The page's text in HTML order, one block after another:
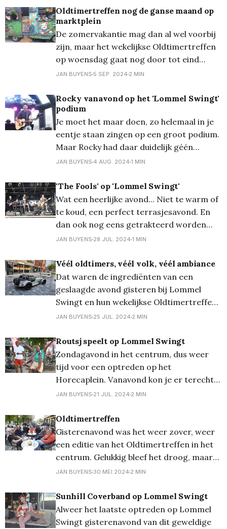
en van Soulsister tot de Radios. Voorwaar
één van de betere coverbands die
ondergetekende de laatste tijd gezien
heeft,
Oldtimertreffen nog de ganse maand op
marktplein
De zomervakantie mag dan al wel voorbij
zijn, maar het wekelijkse Oldtimertreffen
op woensdag gaat nog door tot eind
september! Zo ook vorige week en
exemplaren, u vindt ze hieronder!
JAN BUYENS 5 SEP. 2024 2 MIN
Rocky vanavond op het 'Lommel Swingt'
podium
Je moet het maar doen, zo helemaal in je
eentje staan zingen op een groot podium.
Maar Rocky had daar duidelijk géén
problemen mee vanavond. Dankzij een
zuivere stem wist hij het publiek te
entertainen...
JAN BUYENS 4 AUG. 2024 1 MIN
'The Fools' op 'Lommel Swingt'
Wat een heerlijke avond... Niet te warm of
te koud, een perfect terrasjesavond. En
dan ook nog eens getrakteerd worden
met een heerlijke portie muziek, dan is de
precies wat 'The Fools' vanavond
brachten op het horecaplein: een mix van
JAN BUYENS 28 JUL. 2024 1 MIN
Véél oldtimers, véél volk, véél ambiance
Dat waren de ingrediënten van een
geslaagde avond gisteren bij Lommel
Swingt en hun wekelijkse Oldtimertreffen!
Daar waar ze de voorbije weken dikwijls
weersomstandigheden de afgelopen twee
weken prima. En dan komen er ook véél
auto's, en véél volk. En dat
JAN BUYENS 25 JUL. 2024 2 MIN
Routsj speelt op Lommel Swingt
Zondagavond in het centrum, dus weer
tijd voor een optreden op het
Horecaplein. Vanavond kon je er terecht
voor Routsj, een band waar weinig op aan
muziekkeuze hadden. Jammere was wél
dat ondergetekende er arriveerde
omstreeks 19.00 uur, en het optreden
JAN BUYENS 21 JUL. 2024 2 MIN
Oldtimertreffen
Gisterenavond was het weer zover, weer
een editie van het Oldtimertreffen in het
centrum. Gelukkig bleef het droog, maar
écht heerlijk terrasweer was het nog
de opkomst. Laat ons hopen dat het vanaf
volgende week nu eindelijk eens wat
standvastiger en
JAN BUYENS 30 MEI 2024 2 MIN
Sunhill Coverband op Lommel Swingt
Alweer het laatste optreden op Lommel
Swingt gisterenavond van dit geweldige